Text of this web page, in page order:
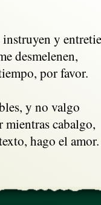
y
desmelenen,
por favor.
y no valgo
mientras cabalgo,
hago el amor.